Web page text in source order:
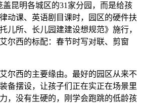
昆明各城区的31家分园，而是给孩
动课、英语剧目课时，园区的硬件扶
儿所、长儿园建建设想规范》施行，
尔西的标配：春节时写对联、剪窗
西的主要缘由。最好的园区从来不
备摆设，让孩子们正在实正在场景里
，没有生硬的，刚学会跑跳的低龄孩